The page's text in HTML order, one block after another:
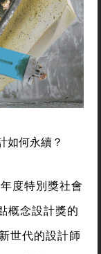
如何永續？
度特別獎社會
概念設計獎的
世代的設計師